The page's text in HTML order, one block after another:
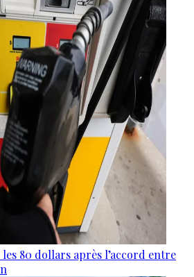
80 dollars après l’accord entre